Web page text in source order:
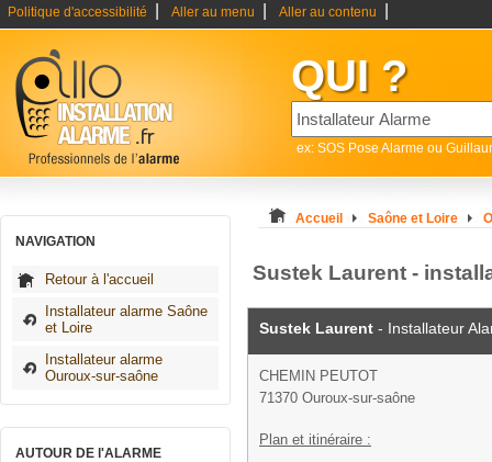
Politique d'accessibilité Aller au menu Aller au contenu
QUI ?
ex: SOS Pose Alarme ou
NAVIGATION
Retour à l'accueil
Installateur alarme Saône
et Loire
Installateur alarme
Ouroux-sur-saône
AUTOUR DE l'ALARME
Accueil Saône et Loire
Sustek Laurent -
Sustek Laurent - Installateur
CHEMIN PEUTOT
71370 Ouroux-sur-saône
Plan et itinéraire :